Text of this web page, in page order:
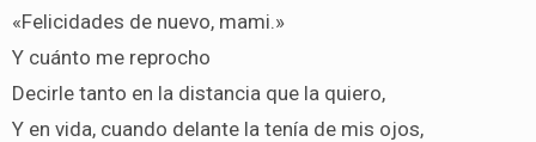
«Felicidades de nuevo, mami.»
Y cuánto me reprocho
Decirle tanto en la distancia que la quiero,
Y en vida, cuando delante la tenía de mis ojos,